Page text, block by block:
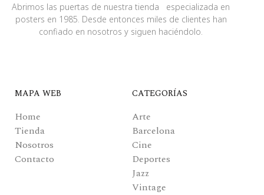
Abrimos las puertas de nuestra tienda especializada en
posters en 1985. Desde entonces miles de clientes han
confiado en nosotros y siguen haciéndolo.
MAPA WEB
Home
Tienda
Nosotros
Contacto
CATEGORÍAS
Arte
Barcelona
Cine
Deportes
Jazz
Vintage